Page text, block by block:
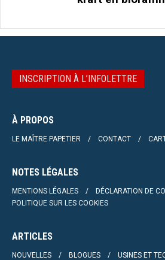
INSCRIPTION À L’INFOLETTRE
À PROPOS
LE MAÎTRE PAPETIER CONTACT
NOTES LÉGALES
MENTIONS LÉGALES
DÉCLARATION DE
POLITIQUE SUR LES COOKIES
ARTICLES
NOUVELLES BLOGUES
USINES ET